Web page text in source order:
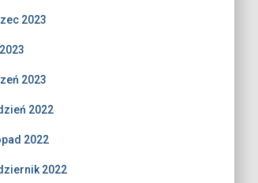
2023
2023
2022
2022
2022